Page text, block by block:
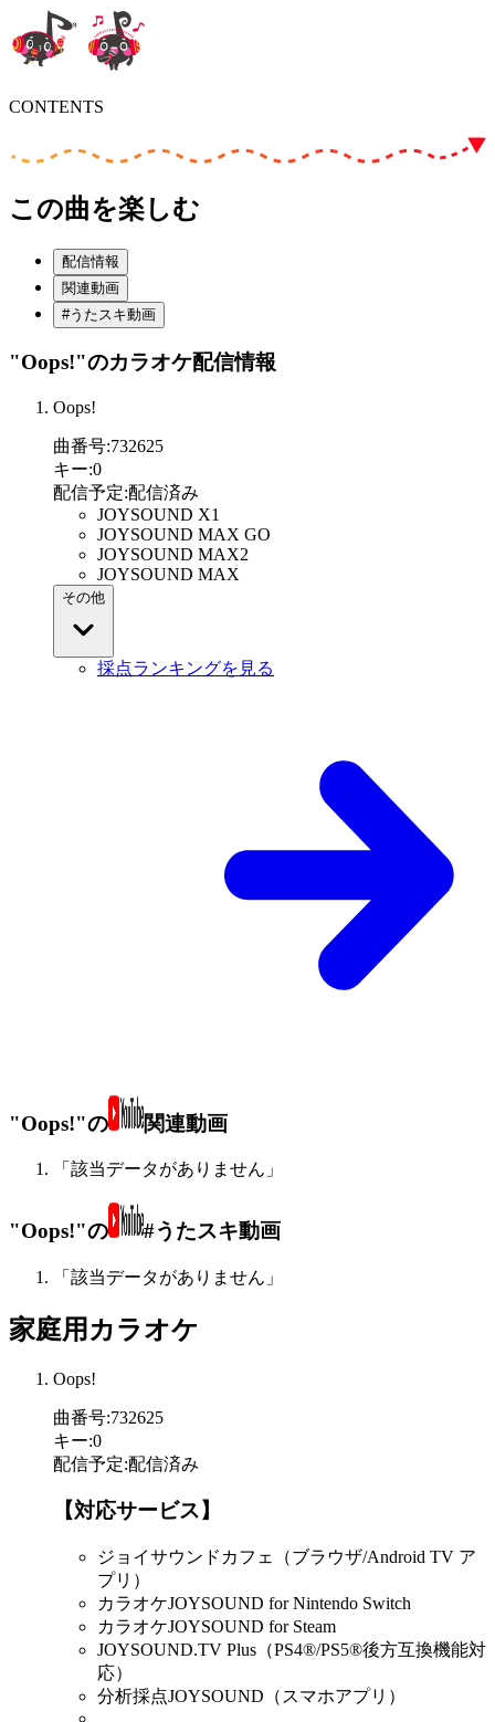
CONTENTS
この曲を楽しむ
配信情報
関連動画
#うたスキ動画
"Oops!"のカラオケ配信情報
Oops!
曲番号:732625
キー:0
配信予定:配信済み
JOYSOUND X1
JOYSOUND MAX GO
JOYSOUND MAX2
JOYSOUND MAX
その他
採点ランキングを見る
"Oops!"の 関連動画
「該当データがありません」
"Oops!"の #うたスキ動画
「該当データがありません」
家庭用カラオケ
Oops!
曲番号:732625
キー:0
配信予定:配信済み
【対応サービス】
ジョイサウンドカフェ（ブラウザ/Android TV ア
プリ）
カラオケJOYSOUND for Nintendo Switch
カラオケJOYSOUND for Steam
JOYSOUND.TV Plus（PS4®/PS5®後方互換機能対
応）
分析採点JOYSOUND（スマホアプリ）